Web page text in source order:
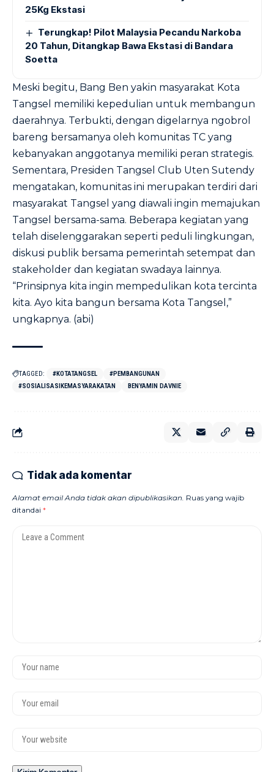
25Kg Ekstasi
Terungkap! Pilot Malaysia Pecandu Narkoba
20 Tahun, Ditangkap Bawa Ekstasi di Bandara
Soetta
Meski begitu, Bang Ben yakin masyarakat Kota
Tangsel memiliki kepedulian untuk membangun
daerahnya. Terbukti, dengan digelarnya ngobrol
bareng bersamanya oleh komunitas TC yang
kebanyakan anggotanya memiliki peran strategis.
Sementara, Presiden Tangsel Club Uten Sutendy
mengatakan, komunitas ini merupakan terdiri dari
masyarakat Tangsel yang diawali ingin memajukan
Tangsel bersama-sama. Beberapa kegiatan yang
telah diselenggarakan seperti peduli lingkungan,
diskusi publik bersama pemerintah setempat dan
stakeholder dan kegiatan swadaya lainnya.
“Prinsipnya kita ingin mempedulikan kota tercinta
kita. Ayo kita bangun bersama Kota Tangsel,”
ungkapnya. (abi)
TAGGED: #KOTATANGSEL
#PEMBANGUNAN
#SOSIALISASIKEMASYARAKATAN
BENYAMIN DAVNIE
Tidak ada komentar
Alamat email Anda tidak akan dipublikasikan. Ruas yang wajib
ditandai *